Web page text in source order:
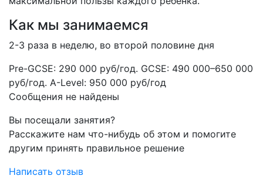
Как мы занимаемся
2-3 раза в неделю, во второй половине дня
​Pre-GCSE: 290 000 руб/год. GCSE: 490 000–650 000
руб/год. A-Level: 950 000 руб/год
Сообщения не найдены
Вы посещали занятия?
Расскажите нам что-нибудь об этом и помогите
другим принять правильное решение
Написать отзыв